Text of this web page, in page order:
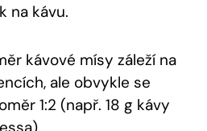
na kávu.
kávové mísy záleží na
ale obvykle se
1:2 (např. 18 g kávy